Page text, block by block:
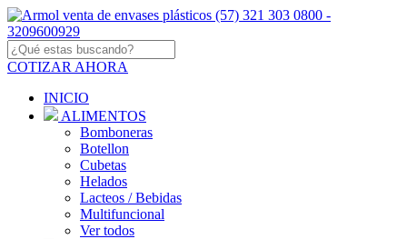
COTIZAR AHORA
INICIO
ALIMENTOS
Bomboneras
Botellon
Cubetas
Helados
Lacteos / Bebidas
Multifuncional
Ver todos